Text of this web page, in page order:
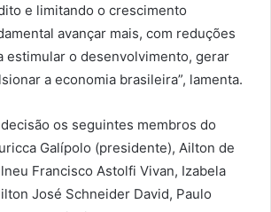
e limitando o crescimento
avançar mais, com reduções
estimular o desenvolvimento, gerar
a economia brasileira”, lamenta.
os seguintes membros do
Galípolo (presidente), Ailton de
Francisco Astolfi Vivan, Izabela
José Schneider David, Paulo